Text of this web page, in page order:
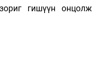
гишүүн онцолж